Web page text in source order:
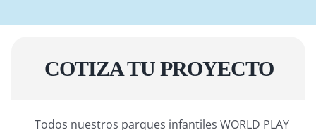
COTIZA TU PROYECTO
Todos nuestros parques infantiles WORLD PLAY